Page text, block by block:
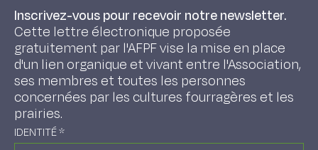
Inscrivez-vous pour recevoir notre newsletter.
Cette lettre électronique proposée
gratuitement par l'AFPF vise la mise en place
d'un lien organique et vivant entre l'Association,
ses membres et toutes les personnes
concernées par les cultures fourragères et les
prairies.
IDENTITÉ*